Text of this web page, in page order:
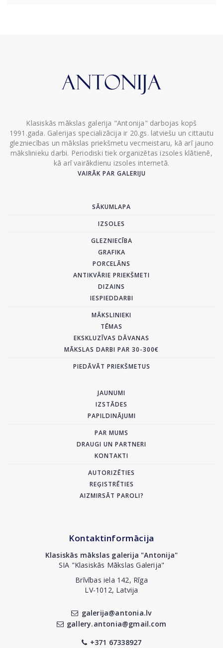
Klasiskās mākslas galerija "Antonija" darbojas kopš
1991.gada. Galerijas specializācija ir 20.gs. latviešu un cittautu
glezniecības un mākslas priekšmetu vecmeistaru, kā arī jauno
mākslinieku darbi. Periodiski tiek organizētas izsoles klātienē,
kā arī vairākdienu izsoles internetā.
VAIRĀK PAR GALERIJU
SĀKUMLAPA
IZSOLES
GLEZNIECĪBA
GRAFIKA
PORCELĀNS
ANTIKVĀRIE PRIEKŠMETI
DIZAINS
IESPIEDDARBI
MĀKSLINIEKI
TĒMAS
EKSKLUZĪVAS DĀVANAS
MĀKSLAS DARBI PAR 30-300€
PIEDĀVĀT PRIEKŠMETUS
JAUNUMI
IZSTĀDES
PAPILDINĀJUMI
PAR MUMS
DRAUGI UN PARTNERI
KONTAKTI
AUTORIZĒTIES
REĢISTRĒTIES
AIZMIRSĀT PAROLI?
Kontaktinformācija
Klasiskās mākslas galerija "Antonija"
SIA "Klasiskās Mākslas Galerija"
Brīvības iela 142, Rīga
LV-1012, Latvija
galerija@antonia.lv
gallery.antonia@gmail.com
+371 67338927